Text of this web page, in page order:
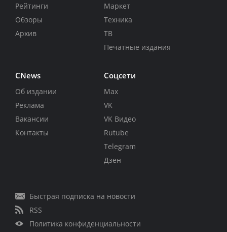
Рейтинги
Обзоры
Архив
Маркет
Техника
ТВ
Печатные издания
CNews
Об издании
Реклама
Вакансии
Контакты
Соцсети
Max
VK
VK Видео
Rutube
Telegram
Дзен
Быстрая подписка на новости
RSS
Политика конфиденциальности